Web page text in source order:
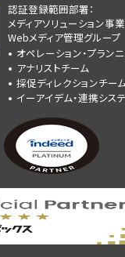
認証登録範囲部署：
メディアソリューション事
Webメディア管理グループ
オペレーション・プラン
アナリストチーム
採促ディレクションチー
イーアイデム・連携シス